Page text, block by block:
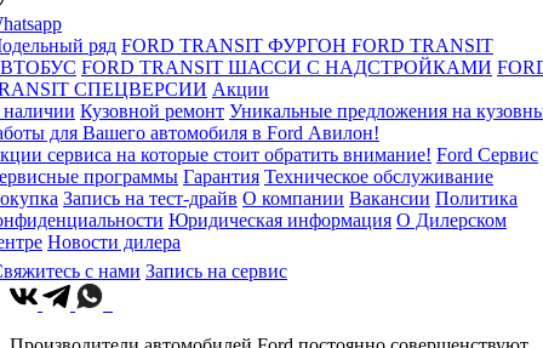
ряд FORD TRANSIT ФУРГОН FORD TRANSIT
FORD TRANSIT ШАССИ С НАДСТРОЙКАМИ
СПЕЦВЕРСИИ Акции
Кузовной ремонт Уникальные предложения на
для Вашего автомобиля в Ford Авилон!
сервиса на которые стоит обратить внимание! Ford Сервис
программы Гарантия Техническое обслуживание
Запись на тест-драйв О компании Вакансии Политика
Юридическая информация О Дилерском
Новости дилера
с нами Запись на сервис